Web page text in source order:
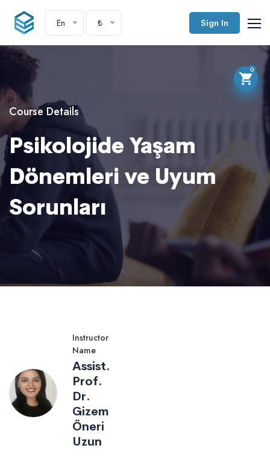
En ₺ Sign In
0
Course Details
Psikolojide Yaşam
Dönemleri ve Uyum
Sorunları
Instructor
Name
Assist.
Prof.
Dr.
Gizem
Öneri
Uzun